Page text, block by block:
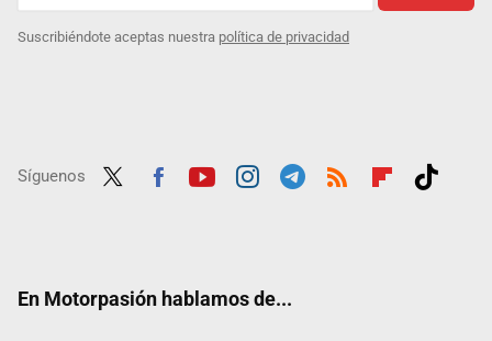
Suscribiéndote aceptas nuestra política de privacidad
Síguenos
En Motorpasión hablamos de...